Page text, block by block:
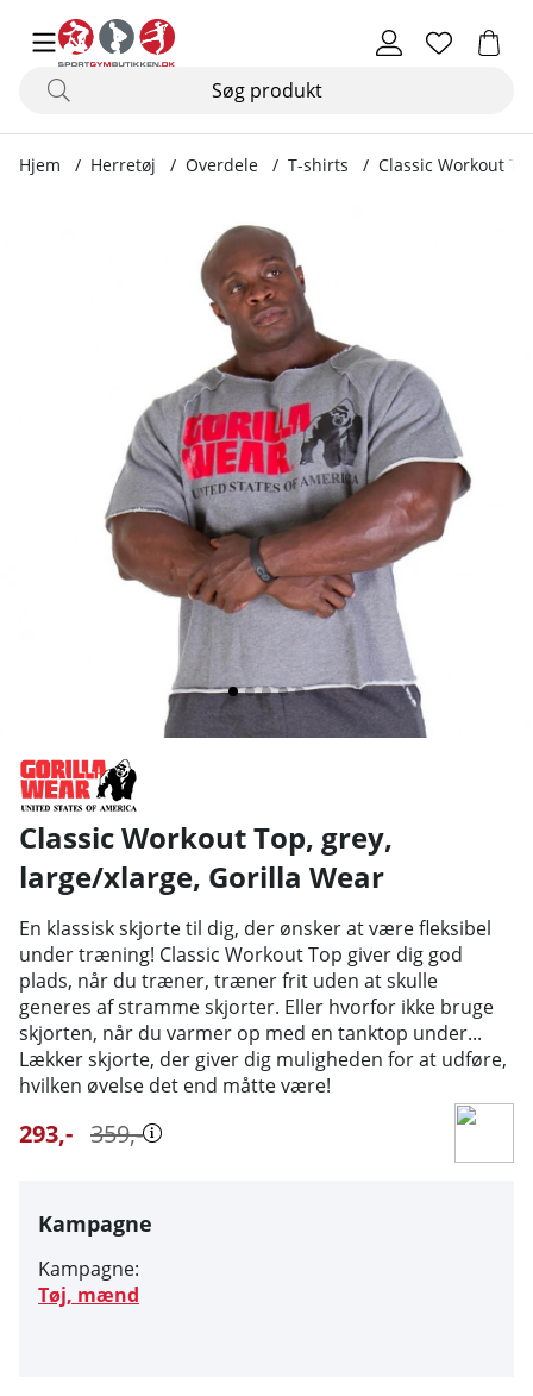
Hjem Herretøj Overdele T-shirts Classic Workout
Classic Workout Top, grey,
large/xlarge, Gorilla Wear
En klassisk skjorte til dig, der ønsker at være fleksibel
under træning! Classic Workout Top giver dig god
plads, når du træner, træner frit uden at skulle
generes af stramme skjorter. Eller hvorfor ikke bruge
skjorten, når du varmer op med en tanktop under...
Lækker skjorte, der giver dig muligheden for at udføre,
hvilken øvelse det end måtte være!
359,-
293,-
Kampagne
Kampagne:
Tøj, mænd